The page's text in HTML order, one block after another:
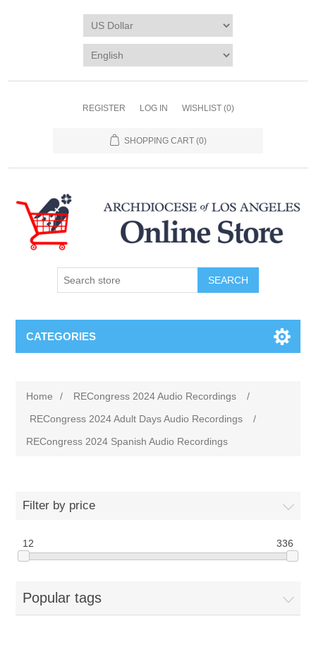
REGISTER LOG IN WISHLIST (0)
SHOPPING CART (0)
SEARCH
CATEGORIES
Home / RECongress 2024 Audio Recordings
/
RECongress 2024 Adult Days Audio Recordings
/
RECongress 2024 Spanish Audio Recordings
Filter by price
12 336
Popular tags